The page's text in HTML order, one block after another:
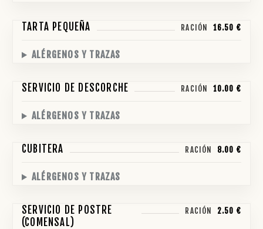
TARTA PEQUEÑA RACIÓN 16.50 €
ALÉRGENOS Y TRAZAS
SERVICIO DE DESCORCHE RACIÓN 10.00 €
ALÉRGENOS Y TRAZAS
CUBITERA RACIÓN 8.00 €
ALÉRGENOS Y TRAZAS
SERVICIO DE POSTRE
(COMENSAL)
RACIÓN 2.50 €